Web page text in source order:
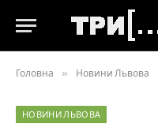
Головна » Новини Львова
НОВИНИ ЛЬВОВА